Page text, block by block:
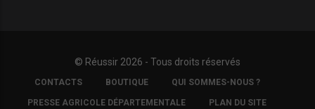
© Réussir 2026 - Tous droits réservés
FOOTER
COPYRIGHT
CONTACTS BOUTIQUE QUI SOMMES-NOUS ?
PRESSE AGRICOLE DÉPARTEMENTALE PLAN DU SITE